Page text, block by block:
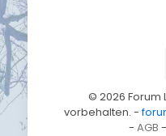
© 2026 Forum
vorbehalten. -
- AGB -